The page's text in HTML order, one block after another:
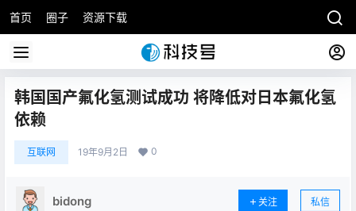
首页 圈子 资源下载
韩国国产氟化氢测试成功 将降低对日本氟化氢
依赖
互联网 19年9月2日 0
bidong 关注 私信